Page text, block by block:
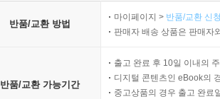
반품/교환 방법
마이페이지 > 반품/교환 신
판매자 배송 상품은 판매자
반품/교환 가능기간
출고 완료 후 10일 이내의
디지털 콘텐츠인 eBook의
중고상품의 경우 출고 완료